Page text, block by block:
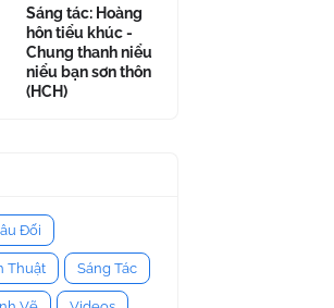
Sáng tác: Hoàng
hôn tiểu khúc -
Chung thanh niểu
niểu bạn sơn thôn
(HCH)
Đối
Thuật Sáng Tác